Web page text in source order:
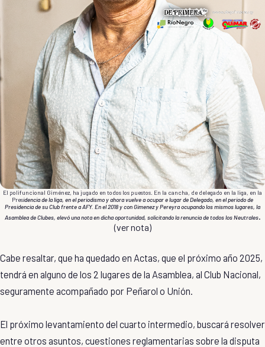
El polifuncional Giménez, ha jugado en todos los puestos. En la cancha, de delegado en la liga, en la
Presidencia de la liga, en el periodismo y ahora vuelve a ocupar e lugar de Delegado, en el periodo de
Presidencia de su Club frente a AFY. En el 2018 y con Gimenez y Pereyra ocupando los mismos lugares, la
Asamblea de Clubes, elevó una nota en dicha oportunidad, solicitando la renuncia de todos los Neutrales.
(ver nota)
Cabe resaltar, que ha quedado en Actas, que el próximo año 2025,
tendrá en alguno de los 2 lugares de la Asamblea, al Club Nacional,
seguramente acompañado por Peñarol o Unión.
El próximo levantamiento del cuarto intermedio, buscará resolver
entre otros asuntos, cuestiones reglamentarias sobre la disputa